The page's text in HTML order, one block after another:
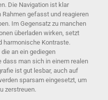
Die Navigation ist klar
gefasst und reagieren
Im Gegensatz zu manchen
überladen wirken, setzt
harmonische Kontraste.
an ein gediegen
dass man sich in einem realen
ist gut lesbar, auch auf
sparsam eingesetzt, um
zerstreuen.